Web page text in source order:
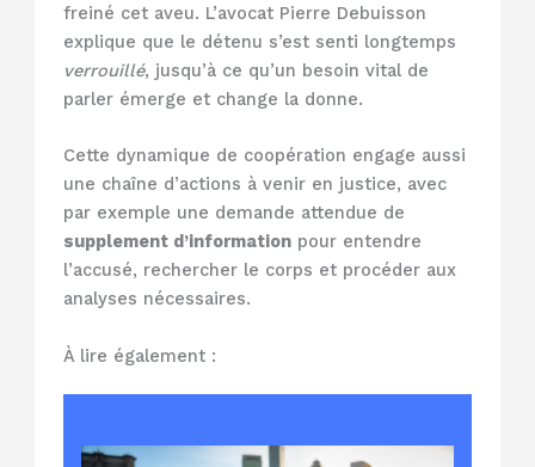
freiné cet aveu. L’avocat Pierre Debuisson
explique que le détenu s’est senti longtemps
verrouillé, jusqu’à ce qu’un besoin vital de
parler émerge et change la donne.
Cette dynamique de coopération engage aussi
une chaîne d’actions à venir en justice, avec
par exemple une demande attendue de
supplement d’information pour entendre
l’accusé, rechercher le corps et procéder aux
analyses nécessaires.
À lire également :